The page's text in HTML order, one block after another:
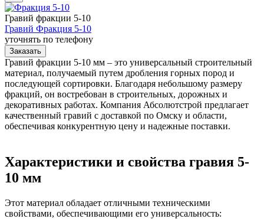
Гравий фракции 5-10
Гравий Фракция 5-10
уточнять по телефону
Заказать
Гравий фракции 5-10 мм – это универсальный строительный
материал, получаемый путем дробления горных пород и
последующей сортировки. Благодаря небольшому размеру
фракций, он востребован в строительных, дорожных и
декоративных работах. Компания Абсолютстрой предлагает
качественный гравий с доставкой по Омску и области,
обеспечивая конкурентную цену и надежные поставки.
Характеристики и свойства гравия 5-
10 мм
Этот материал обладает отличными техническими
свойствами, обеспечивающими его универсальность: